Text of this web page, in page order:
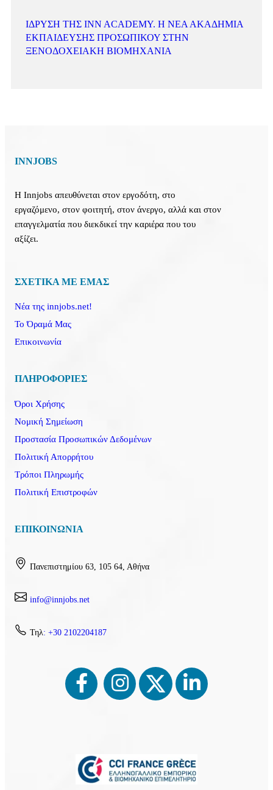
ΊΔΡΥΣΗ ΤΗΣ INN ACADEMY. Η ΝΈΑ ΑΚΑΔΗΜΊΑ
ΕΚΠΑΊΔΕΥΣΗΣ ΠΡΟΣΩΠΙΚΟΎ ΣΤΗΝ
ΞΕΝΟΔΟΧΕΙΑΚΉ ΒΙΟΜΗΧΑΝΊΑ
INNJOBS
Η Innjobs απευθύνεται στον εργοδότη, στο
εργαζόμενο, στον φοιτητή, στον άνεργο, αλλά και στον
επαγγελματία που διεκδικεί την καριέρα που του
αξίζει.
ΣΧΕΤΙΚΑ ΜΕ ΕΜΑΣ
Νέα της innjobs.net!
Το Όραμά Μας
Επικοινωνία
ΠΛΗΡΟΦΟΡΙΕΣ
Όροι Χρήσης
Νομική Σημείωση
Προστασία Προσωπικών Δεδομένων
Πολιτική Απορρήτου
Τρόποι Πληρωμής
Πολιτική Επιστροφών
ΕΠΙΚΟΙΝΩΝΙΑ
Πανεπιστημίου 63, 105 64, Αθήνα
info@innjobs.net
Τηλ: +30 2102204187